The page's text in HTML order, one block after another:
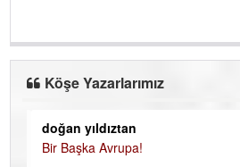
Köşe Yazarlarımız
doğan yıldıztan
Bir Başka Avrupa!